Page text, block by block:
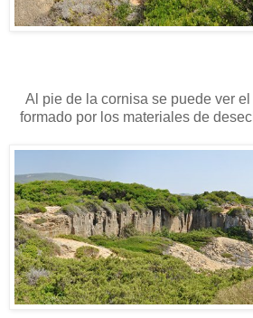
Al pie de la cornisa se puede ver
formado por los materiales de